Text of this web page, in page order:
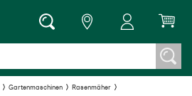
Gartenmaschinen
Rasenmäher